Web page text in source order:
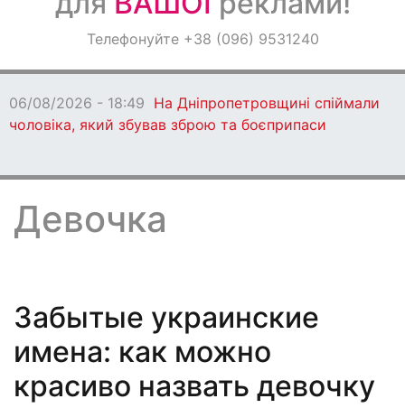
ОголошенняТелефонуйте +38 (096) 9531240
06/08/2026 - 18:49 На Дніпропетровщині спіймали
чоловіка, який збував зброю та боєприпаси
Девочка
Забытые украинские
имена: как можно
красиво назвать девочку